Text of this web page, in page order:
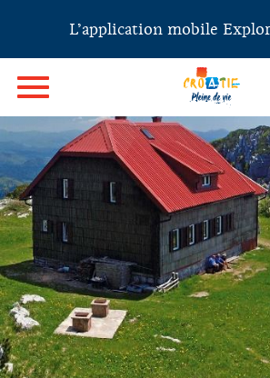
L’application mobile